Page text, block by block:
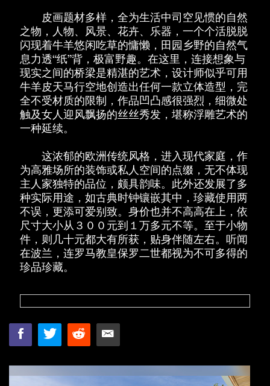
皮画题材多样，全为生活中司空见惯的自然
之物，人物、风景、花卉、乐器，一个个活脱脱
闪现着牛羊悠闲吃草的慵懒，田园乡野的自然气
息力透“纸”背，极富野趣。在这里，连接想象与
现实之间的桥梁是精湛的艺术，设计师似乎可用
牛羊皮天马行空地创造出任何一款立体造型，完
全不受材质的限制，作品凹凸感很强烈，细微处
触及女人迎风飘扬的丝丝秀发，堪称浮雕艺术的
一种延续。
这浓郁的欧洲传统风格，进入现代家庭，作
为高雅场所的装饰或私人空间的点缀，无不体现
主人家独特的品位，颇具韵味。此外还发展了多
种实际用途，如古典时钟镶嵌其中，珍藏使用两
不误，更添可爱别致。身价也并不高高在上，依
尺寸大小从３００元到１万多元不等。至于小物
件，则几十元都大有所获，贴身伴随左右。听闻
在波兰，连罗马教皇保罗二世都视为不可多得的
珍品珍藏。